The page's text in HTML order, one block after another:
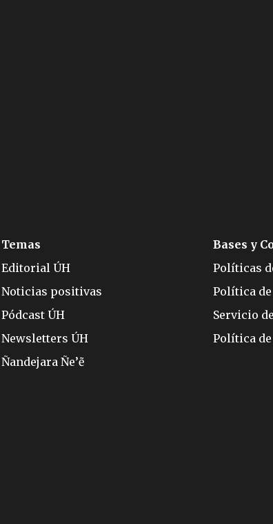
Temas
Editorial ÚH
Noticias positivas
Pódcast ÚH
Newsletters ÚH
Ñandejara Ñe’ẽ
Bases y
Políticas
Política
Servicio
Política